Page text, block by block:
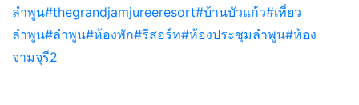
ลำพูน#thegrandjamjureeresort#บ้านบัวแก้ว#เที่ยว
ลำพูน#ลำพูน#ห้องพัก#รีสอร์ท#ห้องประชุมลำพูน#ห้อง
จามจุรี2